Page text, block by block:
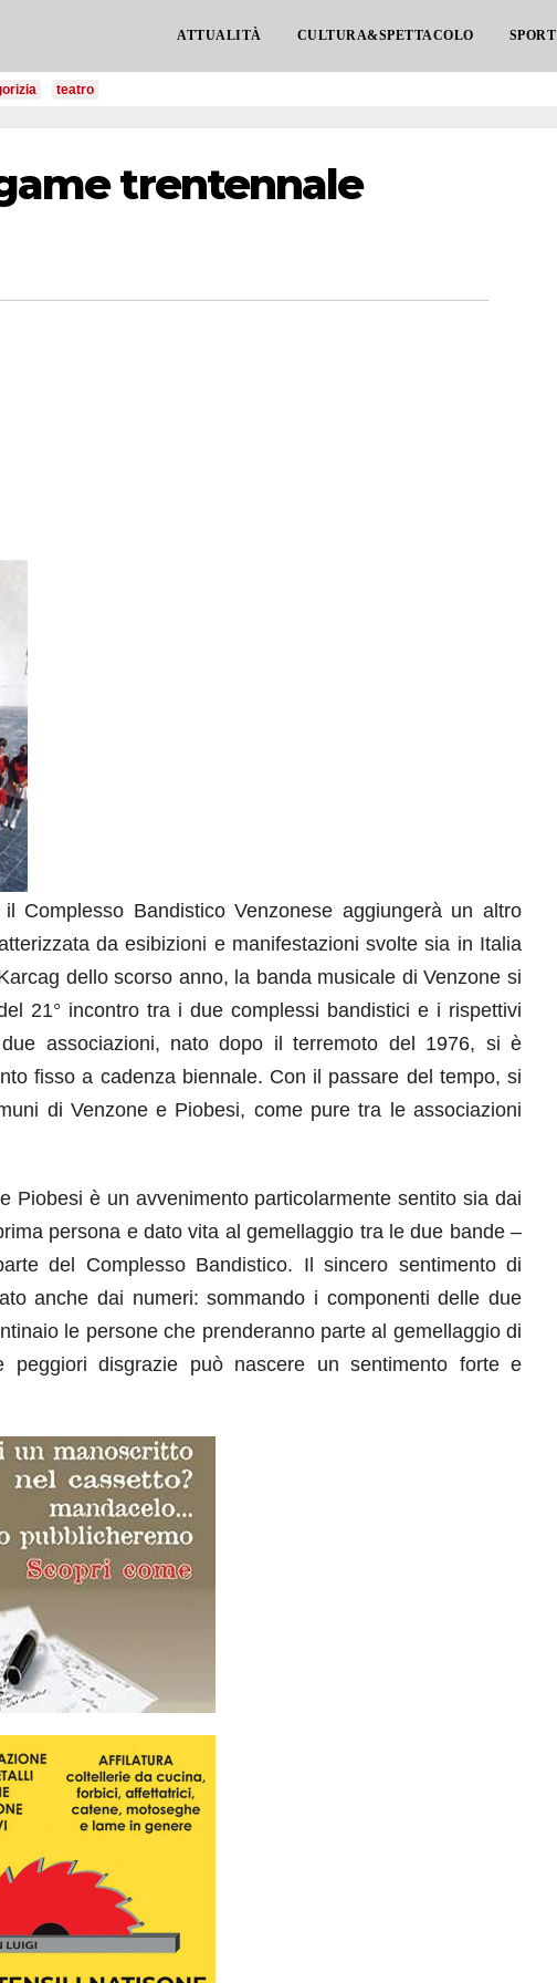
ATTUALITÀ CULTURA&SPETTACOLO SPORT
teatro
trentennale
Bandistico Venzonese aggiungerà un altro
da esibizioni e manifestazioni svolte sia in Italia
dello scorso anno, la banda musicale di Venzone si
21° incontro tra i due complessi bandistici e i rispettivi
associazioni, nato dopo il terremoto del 1976, si è
fisso a cadenza biennale. Con il passare del tempo, si
di Venzone e Piobesi, come pure tra le associazioni
Piobesi è un avvenimento particolarmente sentito sia dai
persona e dato vita al gemellaggio tra le due bande –
del Complesso Bandistico. Il sincero sentimento di
anche dai numeri: sommando i componenti delle due
le persone che prenderanno parte al gemellaggio di
peggiori disgrazie può nascere un sentimento forte e